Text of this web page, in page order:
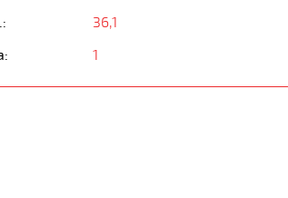
36,1
1